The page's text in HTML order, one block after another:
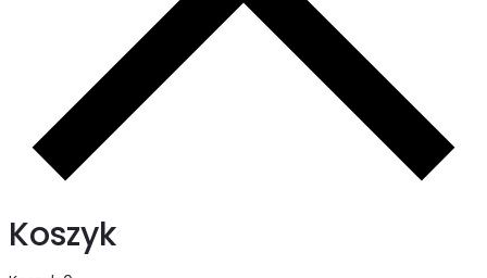
Koszyk